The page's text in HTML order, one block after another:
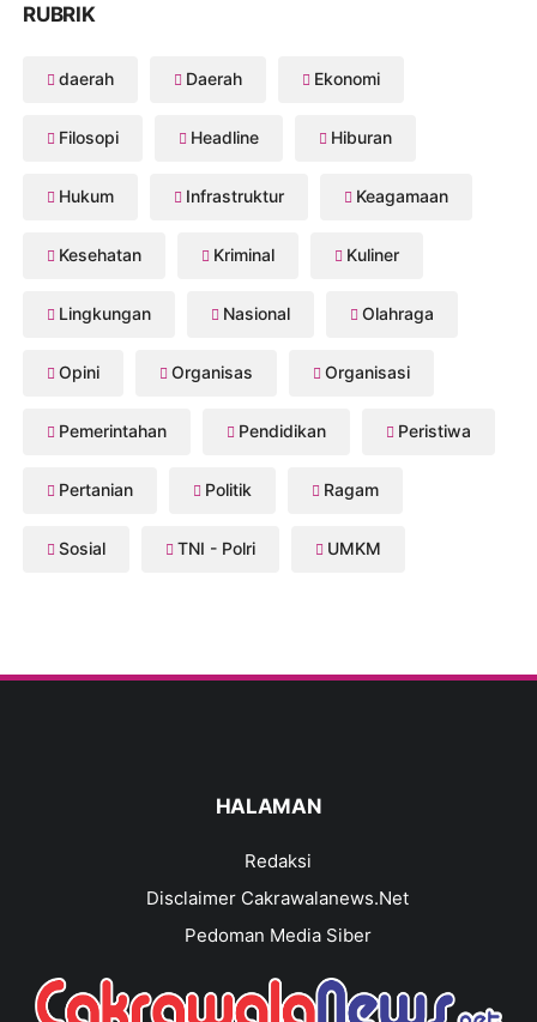
RUBRIK
daerah Daerah Ekonomi
Filosopi Headline Hiburan
Hukum Infrastruktur Keagamaan
Kesehatan Kriminal Kuliner
Lingkungan Nasional Olahraga
Opini Organisas Organisasi
Pemerintahan Pendidikan Peristiwa
Pertanian Politik Ragam
Sosial TNI - Polri UMKM
HALAMAN
Redaksi
Disclaimer Cakrawalanews.Net
Pedoman Media Siber